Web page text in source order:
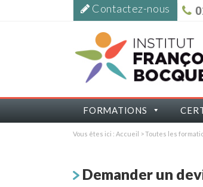
Contactez-nous
FORMATIONS
Vous êtes ici : Accueil >Toutes les
Demander un